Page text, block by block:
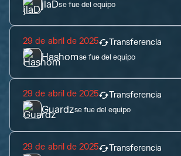
jlaDse fue del equipo
29 de abril de 2025 Transferencia
Hashomse fue del equipo
29 de abril de 2025 Transferencia
Guardzse fue del equipo
29 de abril de 2025 Transferencia